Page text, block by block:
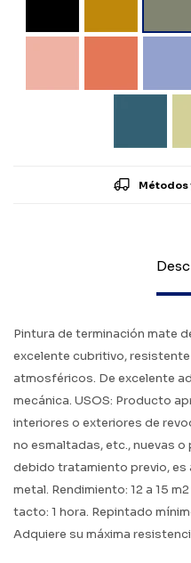
Métodos
Pintura de terminación mate
excelente cubritivo,
atmosféricos. De excelente
mecánica. USOS: Producto
interiores o exteriores de
no esmaltadas, etc., nuevas
debido tratamiento previo, es
metal. Rendimiento: 12 a 15
tacto: 1 hora. Repintado
Adquiere su máxima